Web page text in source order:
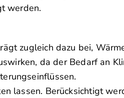
werden.
zugleich dazu bei,
da der Bedarf an
lassen. Berücksichtigt